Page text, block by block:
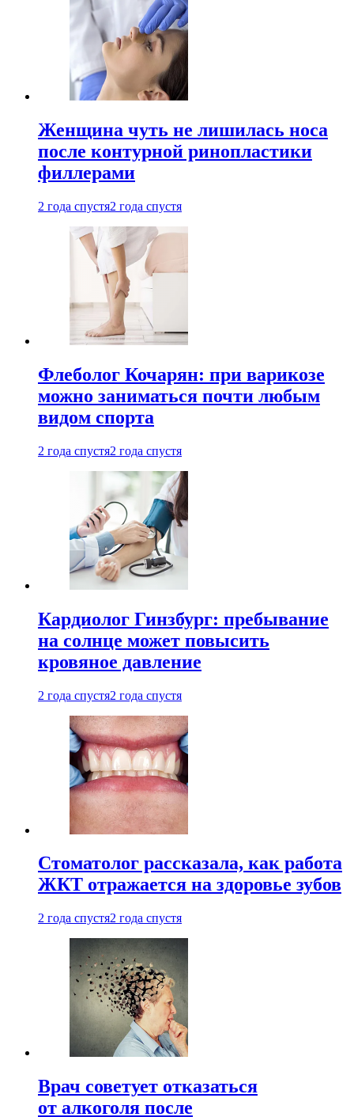
Женщина чуть не лишилась носа
после контурной ринопластики
филлерами
2 года спустя2 года спустя
Флеболог Кочарян: при варикозе
можно заниматься почти любым
видом спорта
2 года спустя2 года спустя
Кардиолог Гинзбург: пребывание
на солнце может повысить
кровяное давление
2 года спустя2 года спустя
Стоматолог рассказала, как работа
ЖКТ отражается на здоровье зубов
2 года спустя2 года спустя
Врач советует отказаться
от алкоголя после